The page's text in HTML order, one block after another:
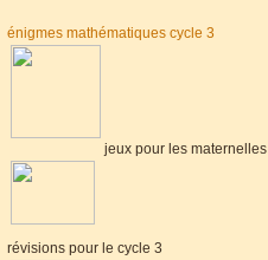
énigmes mathématiques cycle 3
jeux pour les maternelles
révisions pour le cycle 3